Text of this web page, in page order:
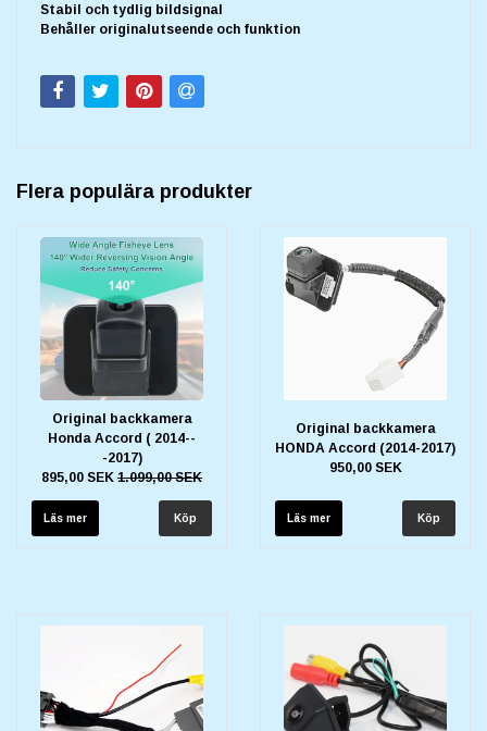
Stabil och tydlig bildsignal
Behåller originalutseende och funktion
Flera populära produkter
Original backkamera
Honda Accord ( 2014--
-2017)
895,00 SEK 1.099,00 SEK
Läs mer
Original backkamera
HONDA Accord (2014-2017)
950,00 SEK
Läs mer